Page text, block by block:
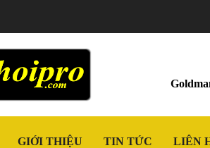
GIỚI THIỆU TIN TỨC LIÊN